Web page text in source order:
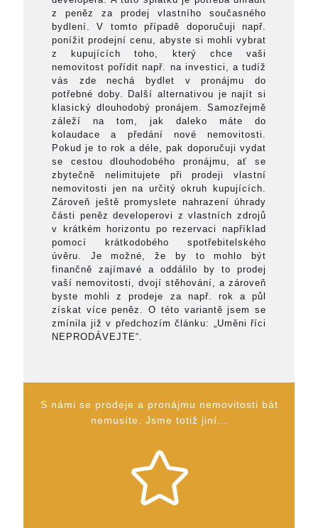
z peněz za prodej vlastního současného
bydlení. V tomto případě doporučuji např.
ponížit prodejní cenu, abyste si mohli vybrat
z kupujících toho, který chce vaši
nemovitost pořídit např. na investici, a tudíž
vás zde nechá bydlet v pronájmu do
potřebné doby. Další alternativou je najít si
klasický dlouhodobý pronájem. Samozřejmě
záleží na tom, jak daleko máte do
kolaudace a předání nové nemovitosti.
Pokud je to rok a déle, pak doporučuji vydat
se cestou dlouhodobého pronájmu, ať se
zbytečně nelimitujete při prodeji vlastní
nemovitosti jen na určitý okruh kupujících.
Zároveň ještě promyslete nahrazení úhrady
části peněz developerovi z vlastních zdrojů
v krátkém horizontu po rezervaci například
pomocí krátkodobého spotřebitelského
úvěru. Je možné, že by to mohlo být
finančně zajímavé a oddálilo by to prodej
vaší nemovitosti, dvojí stěhování, a zároveň
byste mohli z prodeje za např. rok a půl
získat více peněz. O této variantě jsem se
zmínila již v předchozím článku: „Uměni říci
NEPRODÁVEJTE“.
S námi se prodeje a pronájmu nemovitosti bát
nemusíte. Jsme totiž jiní...